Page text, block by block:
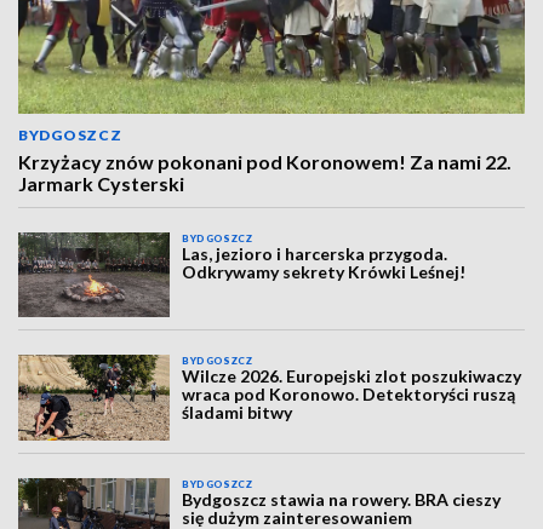
BYDGOSZCZ
Krzyżacy znów pokonani pod Koronowem! Za nami 22.
Jarmark Cysterski
BYDGOSZCZ
Las, jezioro i harcerska przygoda.
Odkrywamy sekrety Krówki Leśnej!
BYDGOSZCZ
Wilcze 2026. Europejski zlot poszukiwaczy
wraca pod Koronowo. Detektoryści ruszą
śladami bitwy
BYDGOSZCZ
Bydgoszcz stawia na rowery. BRA cieszy
się dużym zainteresowaniem